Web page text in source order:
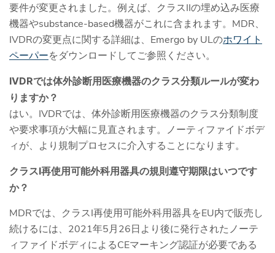
要件が変更されました。例えば、クラスIIの埋め込み医療
機器やsubstance-based機器がこれに含まれます。MDR、
IVDRの変更点に関する詳細は、Emergo by ULのホワイト
ペーパーをダウンロードしてご参照ください。
IVDRでは体外診断用医療機器のクラス分類ルールが変わ
りますか？
はい。IVDRでは、体外診断用医療機器のクラス分類制度
や要求事項が大幅に見直されます。ノーティファイドボデ
ィが、より規制プロセスに介入することになります。
クラスI再使用可能外科用器具の規則遵守期限はいつです
か？
MDRでは、クラスI再使用可能外科用器具をEU内で販売し
続けるには、2021年5月26日より後に発行されたノーテ
ィファイドボディによるCEマーキング認証が必要である